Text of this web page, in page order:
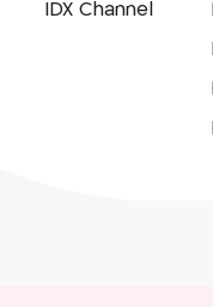
IDX Channel